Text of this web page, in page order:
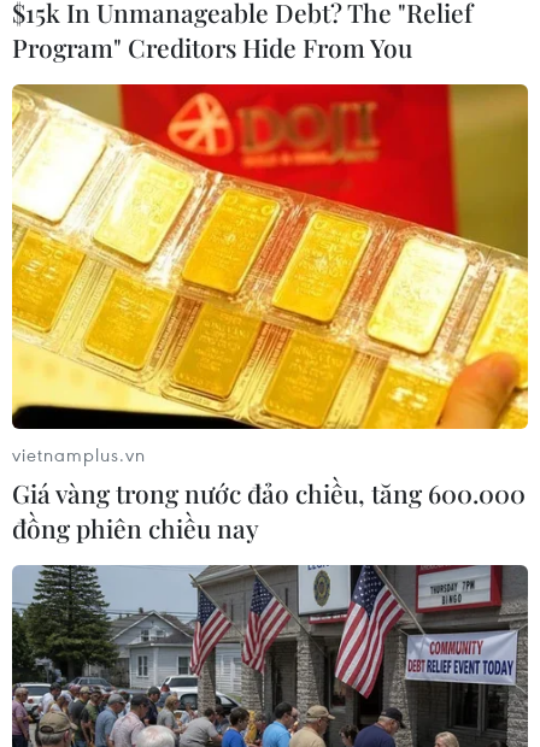
Thậm chí ngay cả khi trời mưa to, có người vẫn
chấp nhận mặc áo mưa để mua được một cặp bánh
chưng, một khoanh giò lụa. (Ảnh: Minh
Sơn/Vietnam+)
$15k In Unmanageable Debt? The "Relief
Program" Creditors Hide From You
vietnamplus.vn
Giá vàng trong nước đảo chiều, tăng 600.000
đồng phiên chiều nay